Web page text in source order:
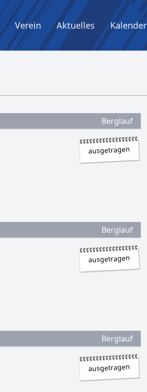
Verein Aktuelles Kalender
Berglauf
ausgetragen
Berglauf
ausgetragen
Berglauf
ausgetragen